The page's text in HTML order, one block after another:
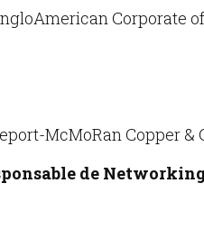
Corporate
McMoRan Copper &
de